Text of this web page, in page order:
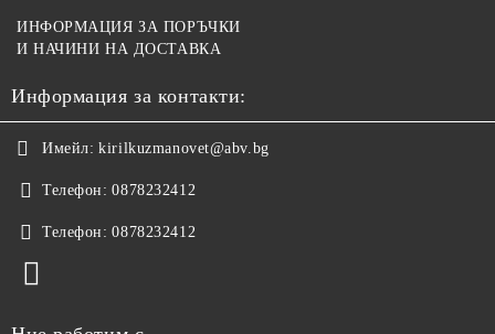
ИНФОРМАЦИЯ ЗА ПОРЪЧКИ
И НАЧИНИ НА ДОСТАВКА
Информация за контакти:
Имейл: kirilkuzmanovet@abv.bg
Телефон: 0878232412
Телефон: 0878232412